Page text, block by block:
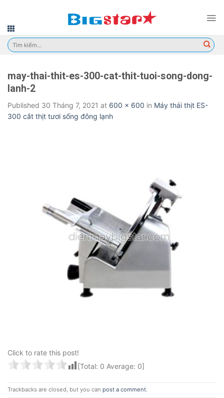
content
Tìm
kiếm:
may-thai-thit-es-300-cat-thit-tuoi-song-dong-
lanh-2
Published 30 Tháng 7, 2021 at 600 × 600 in Máy thái thịt ES-
300 cắt thịt tươi sống đông lạnh
Click to rate this post!
[Total: 0 Average: 0]
Trackbacks are closed, but you can post a comment.